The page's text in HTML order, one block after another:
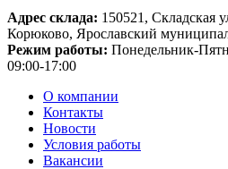
Адрес склада: 150521, Складская
Корюково, Ярославский
Режим работы: Понедельник-
09:00-17:00
О компании
Контакты
Новости
Условия работы
Вакансии